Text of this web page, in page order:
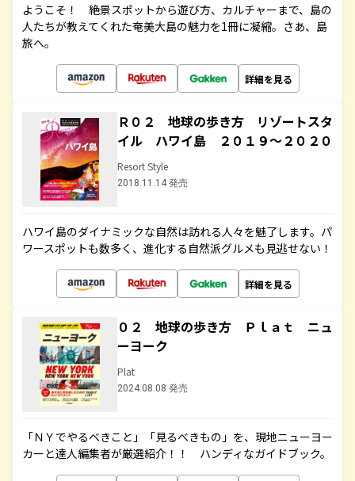
ようこそ！ 絶景スポットから遊び方、カルチャーまで、島の
人たちが教えてくれた奄美大島の魅力を1冊に凝縮。さあ、島
旅へ。
詳細を見る
Ｒ０２ 地球の歩き方 リゾートスタ
イル ハワイ島 ２０１９～２０２０
Resort Style
2018.11.14 発売
ハワイ島のダイナミックな自然は訪れる人々を魅了します。パ
ワースポットも数多く、進化する自然派グルメも見逃せない！
詳細を見る
０２ 地球の歩き方 Ｐｌａｔ ニュ
ーヨーク
Plat
2024.08.08 発売
「ＮＹでやるべきこと」「見るべきもの」を、現地ニューヨー
カーと達人編集者が厳選紹介！！ ハンディなガイドブック。